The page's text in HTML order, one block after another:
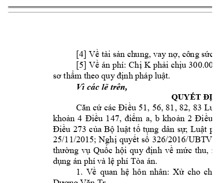
[4] Về tài sản chung, vay nợ, công sức:
[5] Về án phí: Chị K phải chịu
sơ thẩm theo quy định pháp luật.
Vì các lẽ trên,
QUYẾT Đ
Căn cứ các Điều 51, 56, 81, 82, 83
khoản 4 Điều 147, điểm a, b khoản 2 Điều
Điều 273 của Bộ luật tố tụng dân sự; Luật p
25/11/2015; Nghị quyết số 326/2016/UBT
thường vụ Quốc hội quy định về mức thu,
dụng án phí và lệ phí Tòa án.
1. Về quan hệ hôn nhân: Xử cho chị